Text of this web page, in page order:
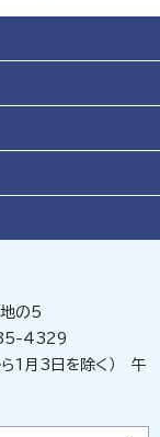
の5
4329
ら1月3日を除く） 午